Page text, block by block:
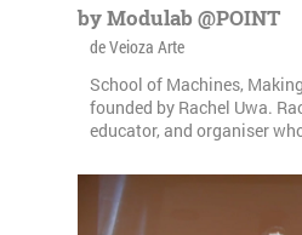
by Modulab @POINT
de Veioza Arte
School of Machines,
founded by Rachel Uwa.
educator, and organiser